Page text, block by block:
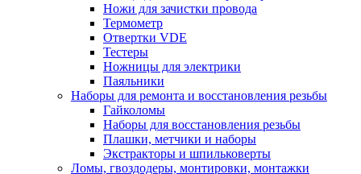
Ножи для зачистки провода
Термометр
Отвертки VDE
Тестеры
Ножницы для электрики
Паяльники
Наборы для ремонта и восстановления резьбы
Гайколомы
Наборы для восстановления резьбы
Плашки, метчики и наборы
Экстракторы и шпильковерты
Ломы, гвоздодеры, монтировки, монтажки